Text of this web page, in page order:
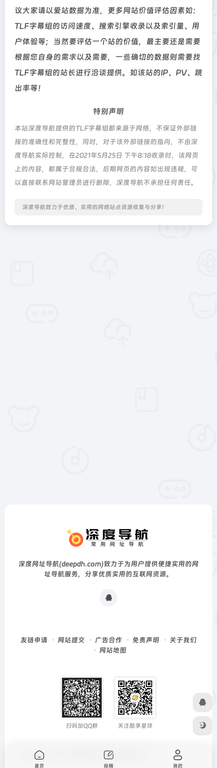
议大家请以爱站数据为准，更多网站价值评估因素如：
TLF字幕组的访问速度、搜索引擎收录以及索引量、用
户体验等；当然要评估一个站的价值，最主要还是需要
根据您自身的需求以及需要，一些确切的数据则需要找
TLF字幕组的站长进行洽谈提供。如该站的IP、PV、跳
出率等！
特别声明
本站深度导航提供的TLF字幕组都来源于网络，不保证外部链
接的准确性和完整性，同时，对于该外部链接的指向，不由深
度导航实际控制，在2021年5月25日 下午8:18收录时，该网页
上的内容，都属于合规合法，后期网页的内容如出现违规，可
以直接联系网站管理员进行删除，深度导航不承担任何责任。
深度导航致力于优质、实用的网络站点资源收集与分享！
深度网址导航(deepdh.com)致力于为用户提供便捷实用的网
址导航服务，分享优质实用的互联网资源。
友链申请 网站提交 广告合作 免责声明
关于我们
网站地图
扫码加QQ群 关注酷享星球
Copyright © 2026 OneNav
首页 投稿 我的